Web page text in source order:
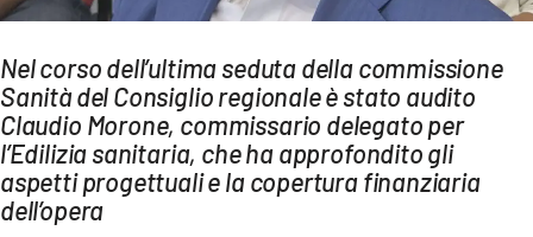
LAC ONAIR
LaC
Network
LACPLAY.IT
LACTV.IT
Nel corso dell’ultima seduta della commissione
Sanità del Consiglio regionale è stato audito
Claudio Morone, commissario delegato per
l’Edilizia sanitaria, che ha approfondito gli
aspetti progettuali e la copertura finanziaria
dell’opera